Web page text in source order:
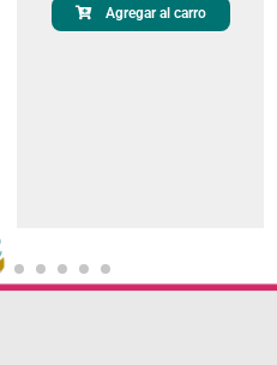
Agregar al carro